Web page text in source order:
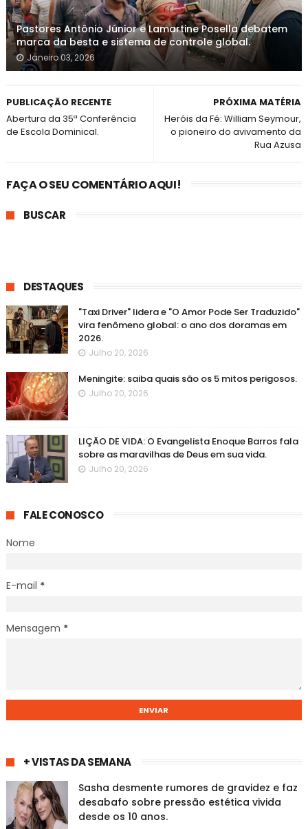
Pastores Antônio Júnior e Lamartine Posella debatem
marca da besta e sistema de controle global.
Janeiro 03, 2026
PRÓXIMA MATÉRIA
Heróis da Fé: William Seymour,
o pioneiro do avivamento da
Rua Azusa
PUBLICAÇÃO RECENTE
Abertura da 35ª Conferência
de Escola Dominical.
FAÇA O SEU COMENTÁRIO AQUI!
BUSCAR
DESTAQUES
"Taxi Driver" lidera e "O Amor Pode Ser Traduzido"
vira fenômeno global: o ano dos doramas em
2026.
Julho 20, 2026
Meningite: saiba quais são os 5 mitos perigosos.
Julho 20, 2026
LIÇÃO DE VIDA: O Evangelista Enoque Barros fala
sobre as maravilhas de Deus em sua vida.
Julho 20, 2026
FALE CONOSCO
Nome
E-mail *
Mensagem *
+ VISTAS DA SEMANA
Sasha desmente rumores de gravidez e faz
desabafo sobre pressão estética vivida
desde os 10 anos.